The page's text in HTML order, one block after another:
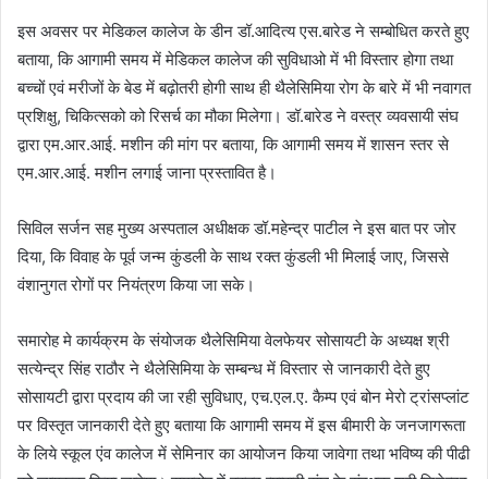
इस अवसर पर मेडिकल कालेज के डीन डॉ.आदित्य एस.बारेड ने सम्बोधित करते हुए
बताया, कि आगामी समय में मेडिकल कालेज की सुविधाओ में भी विस्तार होगा तथा
बच्चों एवं मरीजों के बेड में बढ़ोतरी होगी साथ ही थैलेसिमिया रोग के बारे में भी नवागत
प्रशिक्षु, चिकित्सको को रिसर्च का मौका मिलेगा। डॉ.बारेड ने वस्त्र व्यवसायी संघ
द्वारा एम.आर.आई. मशीन की मांग पर बताया, कि आगामी समय में शासन स्तर से
एम.आर.आई. मशीन लगाई जाना प्रस्तावित है।
सिविल सर्जन सह मुख्य अस्पताल अधीक्षक डॉ.महेन्द्र पाटील ने इस बात पर जोर
दिया, कि विवाह के पूर्व जन्म कुंडली के साथ रक्त कुंडली भी मिलाई जाए, जिससे
वंशानुगत रोगों पर नियंत्रण किया जा सके।
समारोह मे कार्यक्रम के संयोजक थैलेसिमिया वेलफेयर सोसायटी के अध्यक्ष श्री
सत्येन्द्र सिंह राठौर ने थैलेसिमिया के सम्बन्ध में विस्तार से जानकारी देते हुए
सोसायटी द्वारा प्रदाय की जा रही सुविधाए, एच.एल.ए. कैम्प एवं बोन मेरो ट्रांसप्लांट
पर विस्तृत जानकारी देते हुए बताया कि आगामी समय में इस बीमारी के जनजागरूता
के लिये स्कूल एंव कालेज में सेमिनार का आयोजन किया जावेगा तथा भविष्य की पीढी